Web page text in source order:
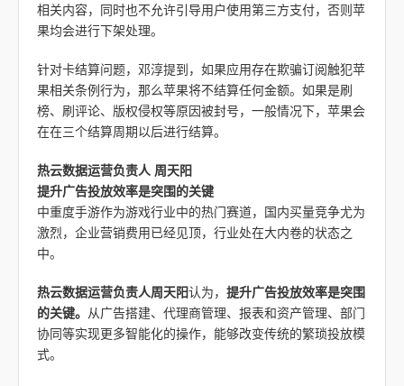
相关内容，同时也不允许引导用户使用第三方支付，否则苹
果均会进行下架处理。
针对卡结算问题，邓淳提到，如果应用存在欺骗订阅触犯苹
果相关条例行为，那么苹果将不结算任何金额。如果是刷
榜、刷评论、版权侵权等原因被封号，一般情况下，苹果会
在在三个结算周期以后进行结算。
热云数据运营负责人 周天阳
提升广告投放效率是突围的关键
中重度手游作为游戏行业中的热门赛道，国内买量竞争尤为
激烈，企业营销费用已经见顶，行业处在大内卷的状态之
中。
热云数据运营负责人周天阳认为， 提升广告投放效率是突围
的关键。 从广告搭建、代理商管理、报表和资产管理、部门
协同等实现更多智能化的操作，能够改变传统的繁琐投放模
式。